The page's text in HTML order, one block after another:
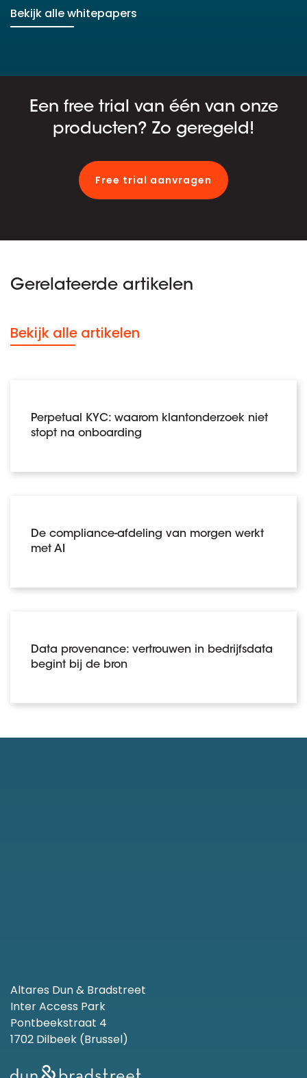
Bekijk alle whitepapers
Een free trial van één van onze
producten? Zo geregeld!
Free trial aanvragen
Gerelateerde artikelen
Bekijk alle artikelen
Perpetual KYC: waarom klantonderzoek niet
stopt na onboarding
De compliance-afdeling van morgen werkt
met AI
Data provenance: vertrouwen in bedrijfsdata
begint bij de bron
Altares Dun & Bradstreet
Inter Access Park
Pontbeekstraat 4
1702 Dilbeek (Brussel)